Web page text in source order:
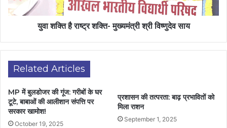
युवा शक्ति है राष्ट्र शक्ति- मुख्यमंत्री श्री विष्णुदेव साय
Related Articles
MP में बुलडोजर की गूंज: गरीबों के घर
टूटे, बाबाओं की आलीशान संपत्ति पर
सरकार खामोश!
October 19, 2025
प्रशासन की तत्परता: बाढ़ प्रभावितों को
मिला राशन
September 1, 2025